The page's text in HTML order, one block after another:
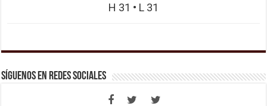
H 31 • L 31
Síguenos en Redes Sociales